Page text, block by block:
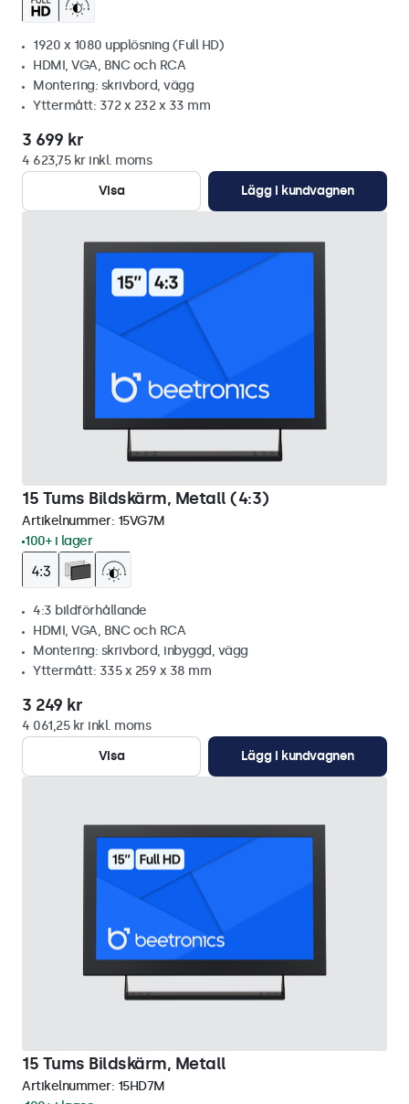
1920 x 1080 upplösning (Full HD)
HDMI, VGA, BNC och RCA
Montering: skrivbord, vägg
Yttermått: 372 x 232 x 33 mm
3 699 kr
4 623,75 kr inkl. moms
Visa
Lägg i kundvagnen
15 Tums Bildskärm, Metall (4:3)
Artikelnummer: 15VG7M
100+ i lager
4:3 bildförhållande
HDMI, VGA, BNC och RCA
Montering: skrivbord, inbyggd, vägg
Yttermått: 335 x 259 x 38 mm
3 249 kr
4 061,25 kr inkl. moms
Visa
Lägg i kundvagnen
15 Tums Bildskärm, Metall
Artikelnummer: 15HD7M